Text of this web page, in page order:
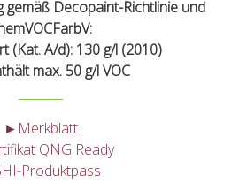
gemäß Decopaint-Richtlinie und
(Kat. A/d): 130 g/l (2010)
max. 50 g/l VOC
►Merkblatt
QNG Ready
Produktpass